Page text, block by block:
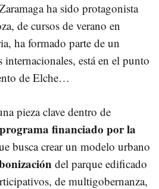
ha sido protagonista
de cursos de verano en
ha formado parte de un
está en el punto
de Elche…
pieza clave dentro de
financiado por la
busca crear un modelo urbano
del parque edificado
de multigobernanza,